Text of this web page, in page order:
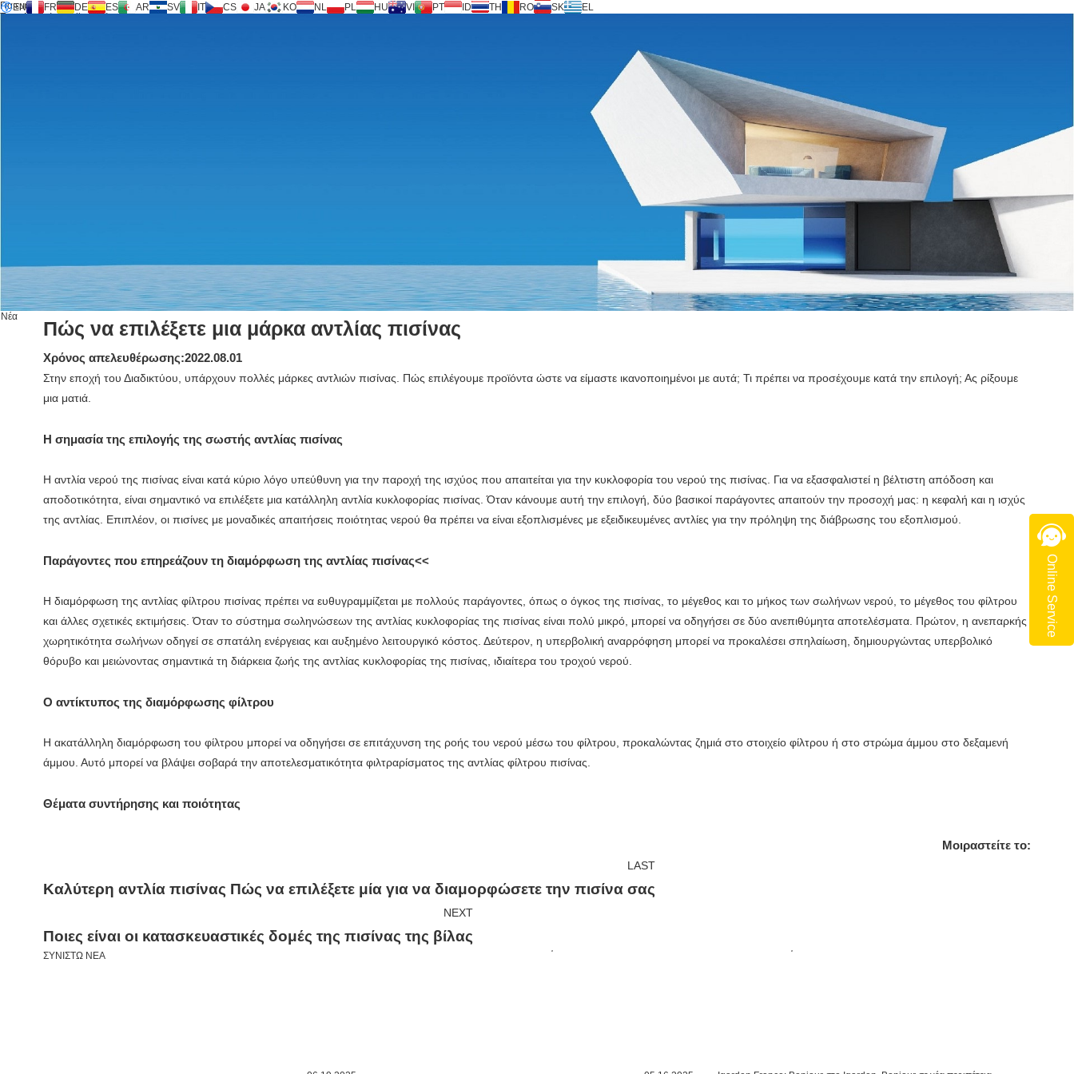
Για εμάς
Τεχνολογία Inversilence®.
EN FR DE ES AR SV IT CS JA KO NL PL HU VI PT ID TH RO SK EL
Νέα
Πώς να επιλέξετε μια μάρκα αντλίας πισίνας
Χρόνος απελευθέρωσης:2022.08.01
Στην εποχή του Διαδικτύου, υπάρχουν πολλές μάρκες αντλιών πισίνας. Πώς επιλέγουμε προϊόντα ώστε να είμαστε ικανοποιημένοι με αυτά; Τι πρέπει να προσέχουμε κατά την επιλογή; Ας ρίξουμε
μια ματιά.
Η σημασία της επιλογής της σωστής αντλίας πισίνας
Η αντλία νερού της πισίνας είναι κατά κύριο λόγο υπεύθυνη για την παροχή της ισχύος που απαιτείται για την κυκλοφορία του νερού της πισίνας. Για να εξασφαλιστεί η βέλτιστη απόδοση και
αποδοτικότητα, είναι σημαντικό να επιλέξετε μια κατάλληλη αντλία κυκλοφορίας πισίνας. Όταν κάνουμε αυτή την επιλογή, δύο βασικοί παράγοντες απαιτούν την προσοχή μας: η κεφαλή και η ισχύς
της αντλίας. Επιπλέον, οι πισίνες με μοναδικές απαιτήσεις ποιότητας νερού θα πρέπει να είναι εξοπλισμένες με εξειδικευμένες αντλίες για την πρόληψη της διάβρωσης του εξοπλισμού.
Παράγοντες που επηρεάζουν τη διαμόρφωση της αντλίας πισίνας<<
Η διαμόρφωση της αντλίας φίλτρου πισίνας πρέπει να ευθυγραμμίζεται με πολλούς παράγοντες, όπως ο όγκος της πισίνας, το μέγεθος και το μήκος των σωλήνων νερού, το μέγεθος του φίλτρου
και άλλες σχετικές εκτιμήσεις. Όταν το σύστημα σωληνώσεων της αντλίας κυκλοφορίας της πισίνας είναι πολύ μικρό, μπορεί να οδηγήσει σε δύο ανεπιθύμητα αποτελέσματα. Πρώτον, η ανεπαρκής
χωρητικότητα σωλήνων οδηγεί σε σπατάλη ενέργειας και αυξημένο λειτουργικό κόστος. Δεύτερον, η υπερβολική αναρρόφηση μπορεί να προκαλέσει σπηλαίωση, δημιουργώντας υπερβολικό
θόρυβο και μειώνοντας σημαντικά τη διάρκεια ζωής της αντλίας κυκλοφορίας της πισίνας, ιδιαίτερα του τροχού νερού.
Ο αντίκτυπος της διαμόρφωσης φίλτρου
Η ακατάλληλη διαμόρφωση του φίλτρου μπορεί να οδηγήσει σε επιτάχυνση της ροής του νερού μέσω του φίλτρου, προκαλώντας ζημιά στο στοιχείο φίλτρου ή στο στρώμα άμμου στο δεξαμενή
άμμου. Αυτό μπορεί να βλάψει σοβαρά την αποτελεσματικότητα φιλτραρίσματος της αντλίας φίλτρου πισίνας.
Θέματα συντήρησης και ποιότητας
Μοιραστείτε το:
LAST
Καλύτερη αντλία πισίνας Πώς να επιλέξετε μία για να διαμορφώσετε την πισίνα σας
NEXT
Ποιες είναι οι κατασκευαστικές δομές της πισίνας της βίλας
ΣΥΝΙΣΤΩ ΝΕΑ
Online Service